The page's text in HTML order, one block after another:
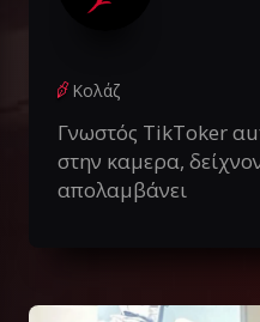
Κολάζ
Γνωστός TikToker
στην καμερα,
απολαμβάνει